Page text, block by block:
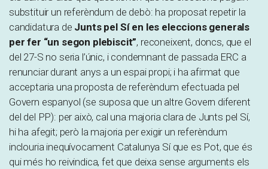
substituir un referèndum de debò: ha proposat repetir la
candidatura de Junts pel Sí en les eleccions generals
per fer “un segon plebiscit”, reconeixent, doncs, que el
del 27-S no seria l’únic, i condemnant de passada ERC a
renunciar durant anys a un espai propi; i ha afirmat que
acceptaria una proposta de referèndum efectuada pel
Govern espanyol (se suposa que un altre Govern diferent
del del PP): per això, cal una majoria clara de Junts pel Sí,
hi ha afegit; però la majoria per exigir un referèndum
inclouria inequívocament Catalunya Sí que es Pot, que és
qui més ho reivindica, fet que deixa sense arguments els